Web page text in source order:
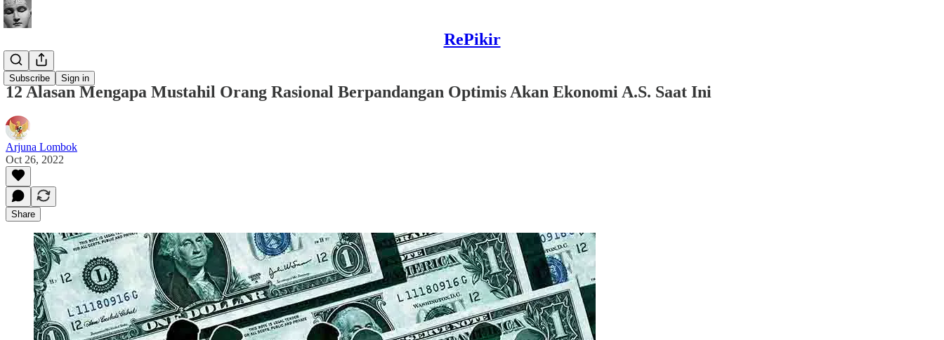
RePikir
Subscribe Sign in
Buletin
12 Alasan Mengapa Mustahil Orang Rasional Berpandangan Optimis Akan Ekonomi A.S. Saat Ini
Arjuna Lombok
Oct 26, 2022
Share